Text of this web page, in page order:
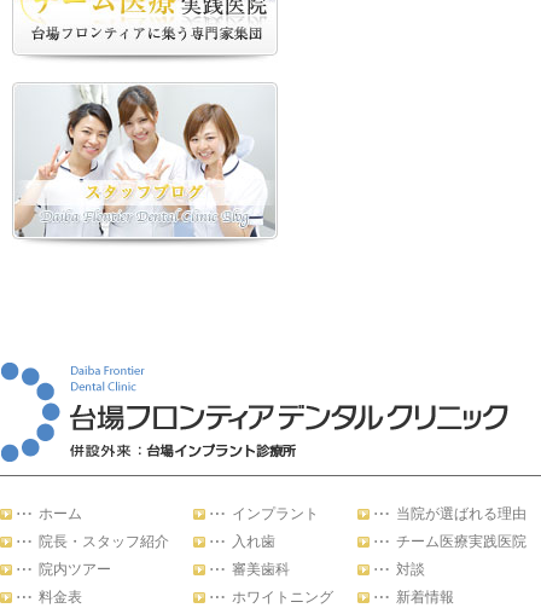
ホーム
院長・スタッフ紹介
院内ツアー
料金表
インプラント
入れ歯
審美歯科
ホワイトニング
当院が選ばれる理由
チーム医療実践医院
対談
新着情報